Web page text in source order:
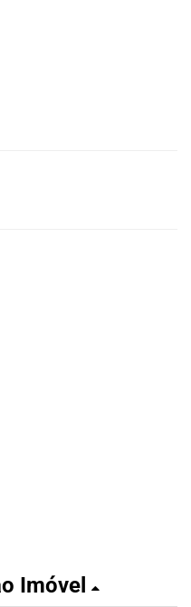
Imóvel